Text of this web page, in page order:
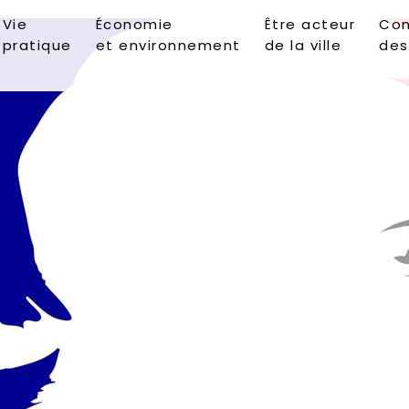
Vie
pratique
Économie
et environnement
Être acteur
de la ville